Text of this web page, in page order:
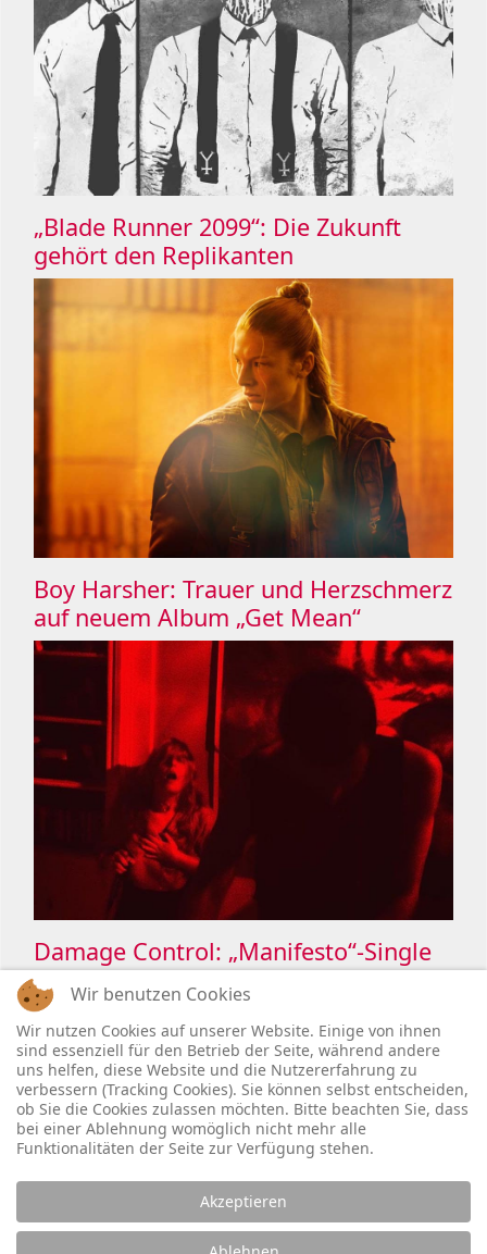
„Blade Runner 2099“: Die Zukunft
gehört den Replikanten
Boy Harsher: Trauer und Herzschmerz
auf neuem Album „Get Mean“
Damage Control: „Manifesto“-Single
holt OHMElectronic ins Boot
Legal:
Wir benutzen Cookies
Wir nutzen Cookies auf unserer Website. Einige von ihnen
sind essenziell für den Betrieb der Seite, während andere
uns helfen, diese Website und die Nutzererfahrung zu
verbessern (Tracking Cookies). Sie können selbst entscheiden,
ob Sie die Cookies zulassen möchten. Bitte beachten Sie, dass
bei einer Ablehnung womöglich nicht mehr alle
Funktionalitäten der Seite zur Verfügung stehen.
Akzeptieren